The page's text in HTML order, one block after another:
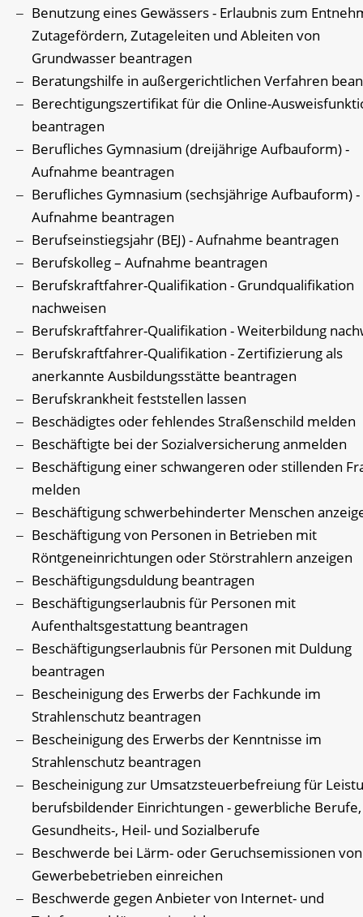
Benutzung eines Gewässers - Erlaubnis zum
Zutagefördern, Zutageleiten und Ableiten von
Grundwasser beantragen
Beratungshilfe in außergerichtlichen Verfahren
Berechtigungszertifikat für die Online-
beantragen
Berufliches Gymnasium (dreijährige Aufbauform) -
Aufnahme beantragen
Berufliches Gymnasium (sechsjährige Aufbauform) -
Aufnahme beantragen
Berufseinstiegsjahr (BEJ) - Aufnahme beantragen
Berufskolleg – Aufnahme beantragen
Berufskraftfahrer-Qualifikation - Grundqualifikation
nachweisen
Berufskraftfahrer-Qualifikation - Weiterbildung
Berufskraftfahrer-Qualifikation - Zertifizierung als
anerkannte Ausbildungsstätte beantragen
Berufskrankheit feststellen lassen
Beschädigtes oder fehlendes Straßenschild melden
Beschäftigte bei der Sozialversicherung anmelden
Beschäftigung einer schwangeren oder stillenden
melden
Beschäftigung schwerbehinderter Menschen
Beschäftigung von Personen in Betrieben mit
Röntgeneinrichtungen oder Störstrahlern anzeigen
Beschäftigungsduldung beantragen
Beschäftigungserlaubnis für Personen mit
Aufenthaltsgestattung beantragen
Beschäftigungserlaubnis für Personen mit Duldung
beantragen
Bescheinigung des Erwerbs der Fachkunde im
Strahlenschutz beantragen
Bescheinigung des Erwerbs der Kenntnisse im
Strahlenschutz beantragen
Bescheinigung zur Umsatzsteuerbefreiung für
berufsbildender Einrichtungen - gewerbliche Berufe,
Gesundheits-, Heil- und Sozialberufe
Beschwerde bei Lärm- oder Geruchsemissionen von
Gewerbebetrieben einreichen
Beschwerde gegen Anbieter von Internet- und